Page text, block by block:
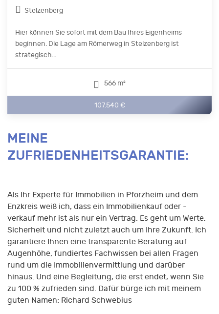
Stelzenberg
Hier können Sie sofort mit dem Bau Ihres Eigenheims
beginnen. Die Lage am Römerweg in Stelzenberg ist
strategisch...
566 m²
107.540 €
MEINE
ZUFRIEDENHEITSGARANTIE:
Als Ihr Experte für Immobilien in Pforzheim und dem
Enzkreis weiß ich, dass ein Immobilienkauf oder -
verkauf mehr ist als nur ein Vertrag. Es geht um Werte,
Sicherheit und nicht zuletzt auch um Ihre Zukunft. Ich
garantiere Ihnen eine transparente Beratung auf
Augenhöhe, fundiertes Fachwissen bei allen Fragen
rund um die Immobilienvermittlung und darüber
hinaus. Und eine Begleitung, die erst endet, wenn Sie
zu 100 % zufrieden sind. Dafür bürge ich mit meinem
guten Namen: Richard Schwebius